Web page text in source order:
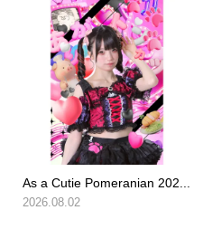
As a Cutie Pomeranian 202...
2026.08.02